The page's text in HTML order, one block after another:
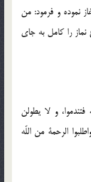
نموده و فرمود: من
را كامل به جاى
فتندموا، و لا يطولن
الرحمة من اللّه